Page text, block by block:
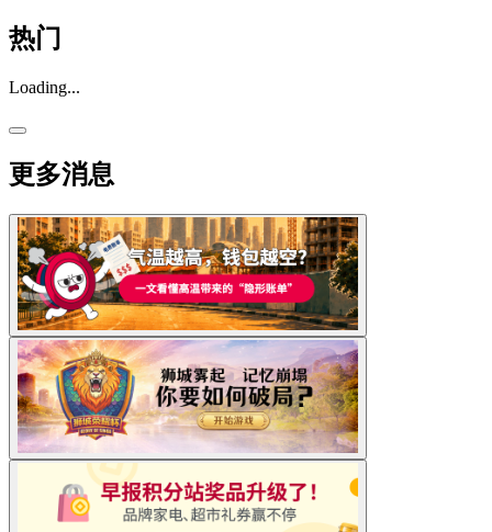
热门
Loading...
更多消息